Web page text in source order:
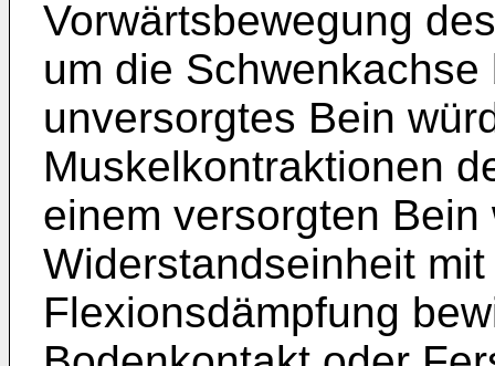
Vorwärtsbewegung
um die
unversorgtes Bein
Muskelkontraktionen
einem versorgten
Widerstandseinheit
Flexionsdämpfung